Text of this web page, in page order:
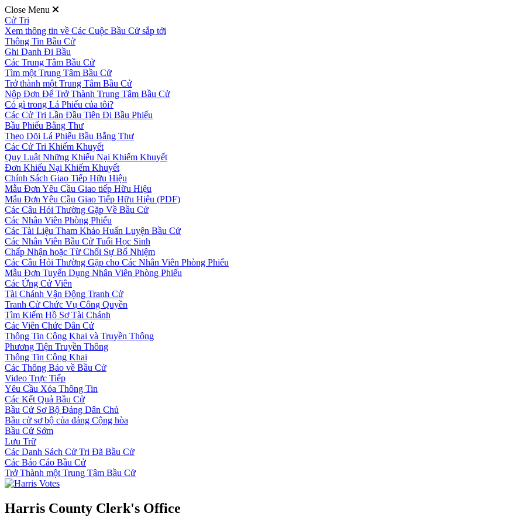
Close Menu
Cử Tri
Xem thông tin về Các Cuộc Bầu Cử sắp tới
Thông Tin Bầu Cử
Ghi Danh Đi Bầu
Các Trung Tâm Bầu Cử
Tìm một Trung Tâm Bầu Cử
Trở thành một Trung Tâm Bầu Cử
Nộp Đơn Để Trở Thành Trung Tâm Bầu Cử
Có gì trong Lá Phiếu của tôi?
Các Cử Tri Lần Đầu Tiên Đi Bầu Phiếu
Bầu Phiếu Bằng Thư
Theo Dõi Lá Phiếu Bầu Bằng Thư
Các Cử Tri Khiếm Khuyết
Quy Luật Những Khiếu Nại Khiếm Khuyết
Đơn Khiếu Nại Khiếm Khuyết
Chính Sách Giao Tiếp Hữu Hiệu
Mẫu Đơn Yêu Cầu Giao tiếp Hữu Hiệu
Mẫu Đơn Yêu Cầu Giao Tiếp Hữu Hiệu (PDF)
Các Câu Hỏi Thường Gặp Về Bầu Cử
Các Nhân Viên Phòng Phiếu
Các Tài Liệu Tham Khảo Huấn Luyện Bầu Cử
Các Nhân Viên Bầu Cử Tuổi Học Sinh
Chấp Nhận hoặc Từ Chối Sự Bổ Nhiệm
Các Câu Hỏi Thường Gặp cho Các Nhân Viên Phòng Phiếu
Mẫu Đơn Tuyển Dụng Nhân Viên Phòng Phiếu
Các Ứng Cử Viên
Tài Chánh Vận Động Tranh Cử
Tranh Cử Chức Vụ Công Quyền
Tìm Kiếm Hồ Sơ Tài Chánh
Các Viên Chức Dân Cử
Thông Tin Công Khai và Truyền Thông
Phương Tiện Truyền Thông
Thông Tin Công Khai
Các Thông Báo về Bầu Cử
Video Trực Tiếp
Yêu Cầu Xóa Thông Tin
Các Kết Quả Bầu Cử
Bầu Cử Sơ Bộ Đảng Dân Chủ
Bầu cử sơ bộ của đảng Cộng hòa
Bầu Cử Sớm
Lưu Trữ
Các Danh Sách Cử Tri Đã Bầu Cử
Các Báo Cáo Bầu Cử
Trở Thành một Trung Tâm Bầu Cử
Harris County Clerk's Office